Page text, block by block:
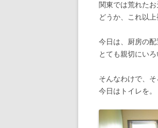
関東では荒れたお
どうか、これ以上
今日は、厨房の
とても親切にい
そんなわけで、
今日はトイレを。